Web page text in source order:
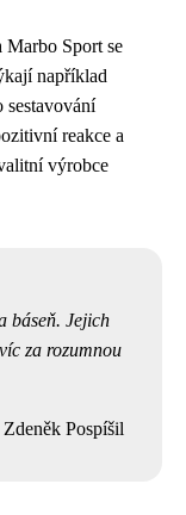
Marbo Sport se
například
sestavování
reakce a
výrobce
báseň. Jejich
za rozumnou
Zdeněk Pospíšil